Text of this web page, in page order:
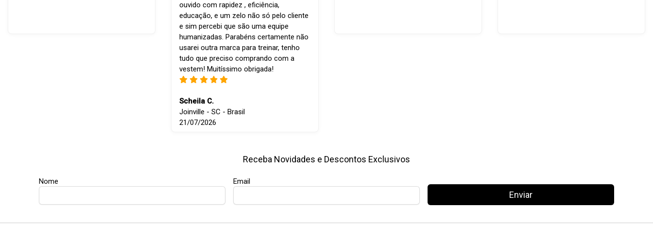
ouvido com rapidez , eficiência,
educação, e um zelo não só pelo cliente
e sim percebi que são uma equipe
humanizadas. Parabéns certamente não
usarei outra marca para treinar, tenho
tudo que preciso comprando com a
vestem! Muitíssimo obrigada!
Scheila C.
Joinville - SC - Brasil
21/07/2026
Receba Novidades e Descontos Exclusivos
Nome Email
Enviar